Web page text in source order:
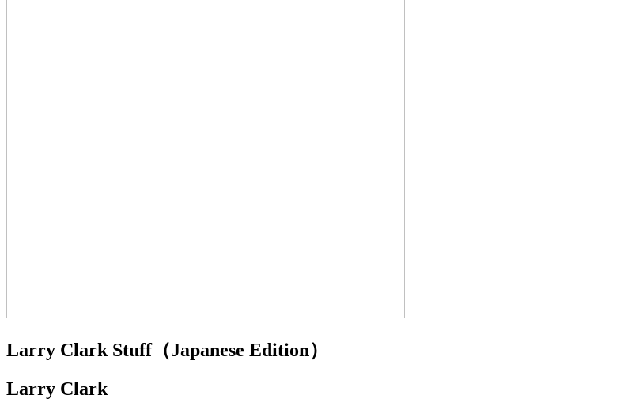
Larry Clark Stuff（Japanese Edition）
Larry Clark